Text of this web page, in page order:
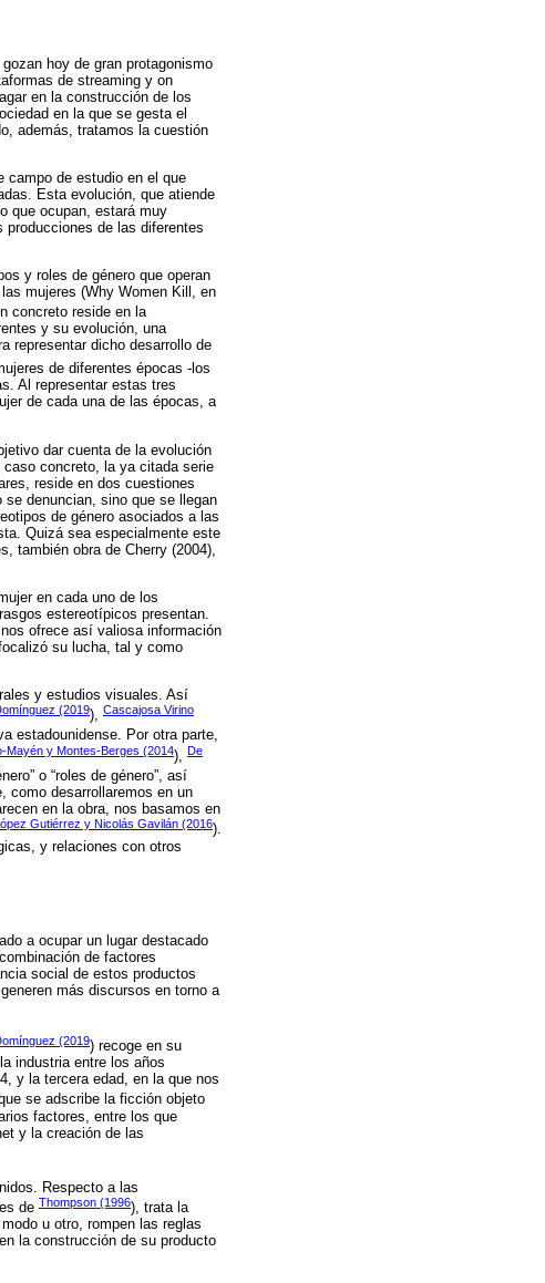
hoy de gran protagonismo
de streaming y on
en la construcción de los
en la que se gesta el
además, tratamos la cuestión
campo de estudio en el que
Esta evolución, que atiende
que ocupan, estará muy
de las diferentes
y roles de género que operan
mujeres (Why Women Kill, en
concreto reside en la
y su evolución, una
representar dicho desarrollo de
de diferentes épocas -los
Al representar estas tres
de cada una de las épocas, a
dar cuenta de la evolución
concreto, la ya citada serie
reside en dos cuestiones
denuncian, sino que se llegan
de género asociados a las
Quizá sea especialmente este
también obra de Cherry (2004),
en cada uno de los
estereotípicos presentan.
ofrece así valiosa información
su lucha, tal y como
y estudios visuales. Así
(2019), Cascajosa Virino
estadounidense. Por otra parte,
Mayén y Montes-Berges (2014), De
o “roles de género”, así
como desarrollaremos en un
en la obra, nos basamos en
Gutiérrez y Nicolás Gavilán (2016).
y relaciones con otros
a ocupar un lugar destacado
de factores
social de estos productos
más discursos en torno a
(2019) recoge en su
industria entre los años
y la tercera edad, en la que nos
se adscribe la ficción objeto
factores, entre los que
y la creación de las
Respecto a las
de Thompson (1996), trata la
u otro, rompen las reglas
la construcción de su producto